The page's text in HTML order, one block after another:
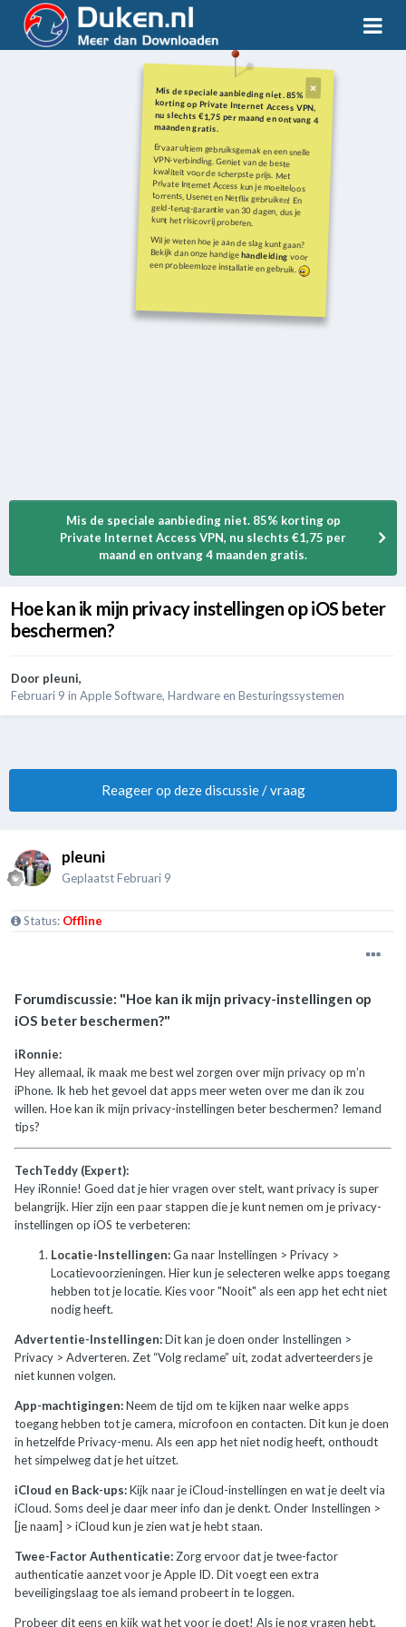
Mis de speciale aanbieding niet. 85%
korting op Private Internet Access VPN,
nu slechts €1,75 per maand en ontvang 4
maanden gratis.
Ervaar ultiem gebruiksgemak en een snelle
VPN-verbinding. Geniet van de beste
kwaliteit voor de scherpste prijs. Met
Private Internet Access kun je moeiteloos
torrents, Usenet en Netflix gebruiken! En
geld-terug-garantie van 30 dagen, dus je
kunt het risicovrij proberen.
Wil je weten hoe je aan de slag kunt gaan?
Bekijk dan onze handigehandleiding voor
een probleemloze installatie en gebruik.
Mis de speciale aanbieding niet. 85% korting op
Private Internet Access VPN, nu slechts €1,75 per
maand en ontvang 4 maanden gratis.
Hoe kan ik mijn privacy instellingen op iOS beter
beschermen?
Door pleuni,
Februari 9 in Apple Software, Hardware en Besturingssystemen
Reageer op deze discussie / vraag
pleuni
GeplaatstFebruari 9
Status: Offline
Forumdiscussie: "Hoe kan ik mijn privacy-instellingen op
iOS beter beschermen?"
iRonnie:
Hey allemaal, ik maak me best wel zorgen over mijn privacy op m’n
iPhone. Ik heb het gevoel dat apps meer weten over me dan ik zou
willen. Hoe kan ik mijn privacy-instellingen beter beschermen? Iemand
tips?
TechTeddy (Expert):
Hey iRonnie! Goed dat je hier vragen over stelt, want privacy is super
belangrijk. Hier zijn een paar stappen die je kunt nemen om je privacy-
instellingen op iOS te verbeteren:
Locatie-Instellingen:Ga naar Instellingen > Privacy >
Locatievoorzieningen. Hier kun je selecteren welke apps toegang
hebben tot je locatie. Kies voor "Nooit" als een app het echt niet
nodig heeft.
Advertentie-Instellingen:Dit kan je doen onder Instellingen >
Privacy > Adverteren. Zet “Volg reclame” uit, zodat adverteerders je
niet kunnen volgen.
App-machtigingen:Neem de tijd om te kijken naar welke apps
toegang hebben tot je camera, microfoon en contacten. Dit kun je doen
in hetzelfde Privacy-menu. Als een app het niet nodig heeft, onthoudt
het simpelweg dat je het uitzet.
iCloud en Back-ups:Kijk naar je iCloud-instellingen en wat je deelt via
iCloud. Soms deel je daar meer info dan je denkt. Onder Instellingen >
[je naam] > iCloud kun je zien wat je hebt staan.
Twee-Factor Authenticatie: Zorg ervoor dat je twee-factor
authenticatie aanzet voor je Apple ID. Dit voegt een extra
beveiligingslaag toe als iemand probeert in te loggen.
Probeer dit eens en kijk wat het voor je doet! Als je nog vragen hebt,